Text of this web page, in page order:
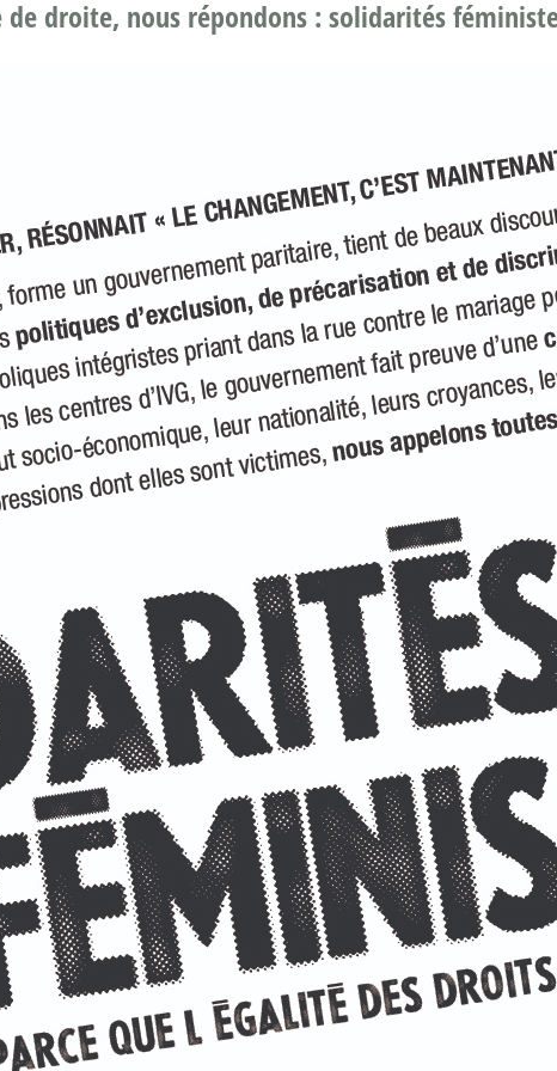
de droite, nous répondons : solidarités